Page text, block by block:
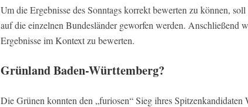
Um die Ergebnisse des Sonntags korrekt bewerten zu können,
auf die einzelnen Bundesländer geworfen werden. Anschließend
Ergebnisse im Kontext zu bewerten.
Grünland Baden-Württemberg?
Die Grünen konnten den „furiosen“ Sieg ihres